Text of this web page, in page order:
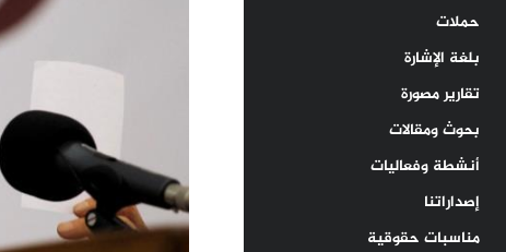
حملات
بلغة الإشارة
تقارير مصورة
بحوث ومقالات
أنشطة وفعاليات
إصداراتنا
مناسبات حقوقية